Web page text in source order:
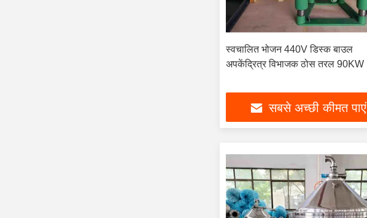
स्वचालित भोजन 440V डिस्क बाउल
अपकेंद्रित्र विभाजक ठोस तरल 90KW
सबसे अच्छी कीमत पाएं